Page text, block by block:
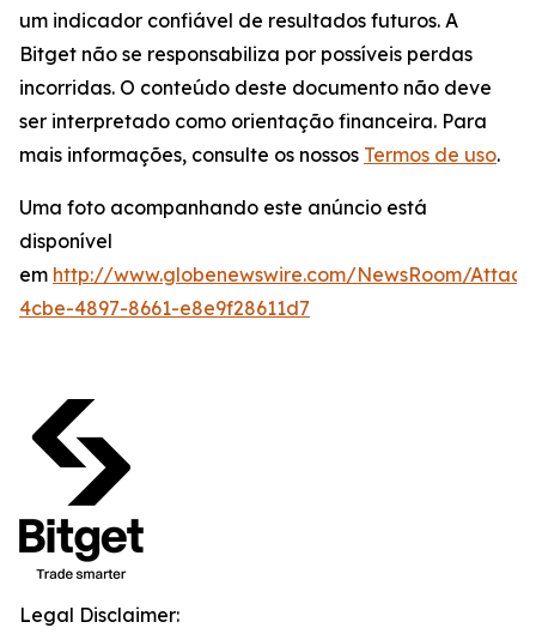
um indicador confiável de resultados futuros. A
Bitget não se responsabiliza por possíveis perdas
incorridas. O conteúdo deste documento não deve
ser interpretado como orientação financeira. Para
mais informações, consulte os nossos Termos de uso.
Uma foto acompanhando este anúncio está
disponível
em http://www.globenewswire.com/NewsRoom/
4cbe-4897-8661-e8e9f28611d7
Legal Disclaimer: